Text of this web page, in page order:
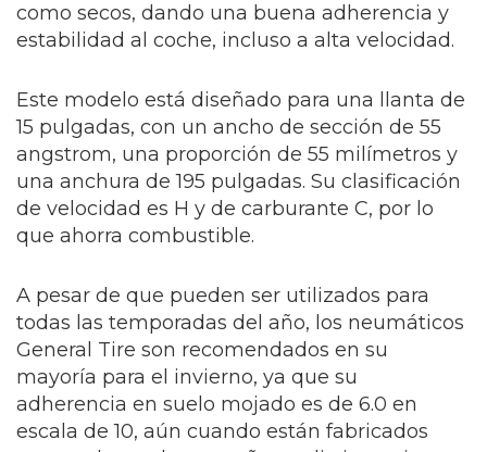
como secos, dando una buena adherencia y
estabilidad al coche, incluso a alta velocidad.
Este modelo está diseñado para una llanta de
15 pulgadas, con un ancho de sección de 55
angstrom, una proporción de 55 milímetros y
una anchura de 195 pulgadas. Su clasificación
de velocidad es H y de carburante C, por lo
que ahorra combustible.
A pesar de que pueden ser utilizados para
todas las temporadas del año, los neumáticos
General Tire son recomendados en su
mayoría para el invierno, ya que su
adherencia en suelo mojado es de 6.0 en
escala de 10, aún cuando están fabricados